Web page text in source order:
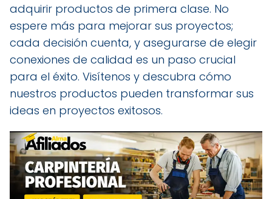
adquirir productos de primera clase. No
espere más para mejorar sus proyectos;
cada decisión cuenta, y asegurarse de elegir
conexiones de calidad es un paso crucial
para el éxito. Visítenos y descubra cómo
nuestros productos pueden transformar sus
ideas en proyectos exitosos.